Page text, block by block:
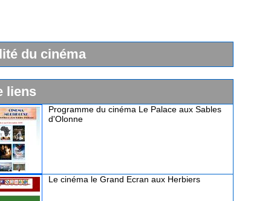
du cinéma
liens
Programme du cinéma Le Palace aux Sables
d'Olonne
Le cinéma le Grand Ecran aux Herbiers